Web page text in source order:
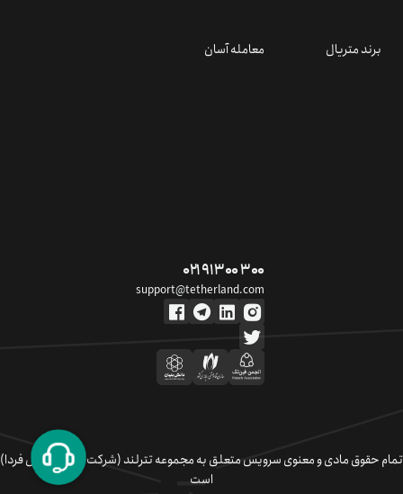
برند متریال معامله آسان
۰۲۱ ۹۱ ۳۰۰ ۳۰۰
support@tetherland.com
تمام حقوق مادی و معنوی سرویس متعلق به مجموعه تترلند (شرکت سکوی تبادل فردا)
است